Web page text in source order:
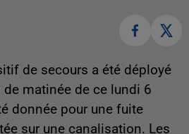
de secours a été déployé
matinée de ce lundi 6
donnée pour une fuite
sur une canalisation. Les